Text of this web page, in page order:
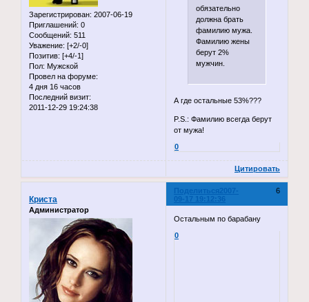
Зарегистрирован: 2007-06-19
Приглашений: 0
Сообщений: 511
Уважение: [+2/-0]
Позитив: [+4/-1]
Пол: Мужской
Провел на форуме:
4 дня 16 часов
Последний визит:
2011-12-29 19:24:38
обязательно
должна брать
фамилию мужа.
Фамилию жены
берут 2%
мужчин.
А где остальные 53%???
P.S.: Фамилию всегда берут
от мужа!
0
Цитировать
Поделиться 6
2007-
09-17 19:12:36
Криста
Администратор
Остальным по барабану
0